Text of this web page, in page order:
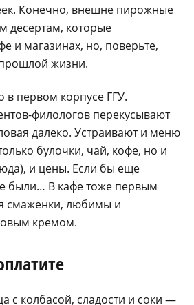
Конечно, внешне пирожные
десертам, которые
и магазинах, но, поверьте,
жизни.
в первом корпусе ГГУ.
филологов перекусывают
далеко. Устраивают и меню
булочки, чай, кофе, но и
и цены. Если бы еще
были… В кафе тоже первым
смаженки, любимы и
кремом.
с колбасой, сладости и соки —